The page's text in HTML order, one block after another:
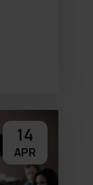
14
APR